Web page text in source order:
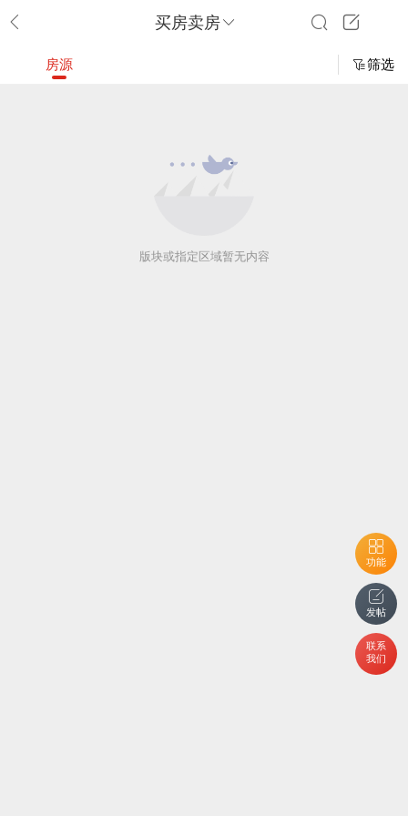
买房卖房
功能
发帖
联系
我们
房源 筛选
版块或指定区域暂无内容